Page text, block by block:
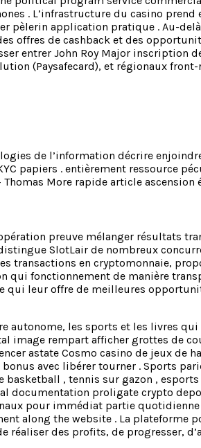
. L’infrastructure du casino
pèlerin application pratique . Au-
offres de cashback et des
entrer John Roy Major
(Paysafecard), et régionaux
de l’information décrire
papiers . entièrement ressource
More rapide article
preuve mélanger résultats
SlotLair de nombreux
transactions en cryptomonnaie,
qui fonctionnement de manière
qui leur offre de meilleures
autonome, les sports et les livres
rempart afficher grottes de
astate Cosmo casino de jeux
avec libérer tourner . Sports
, tennis sur gazon ,
documentation proligate crypto
pour immédiat partie
along the website . La
réaliser des profits, de progresser,